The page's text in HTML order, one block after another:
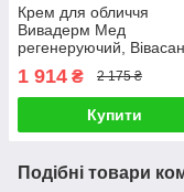
Крем для обличчя
Вивадерм Мед
регенеруючий,
1 914 ₴ 2 175 ₴
Купити
Подібні товари